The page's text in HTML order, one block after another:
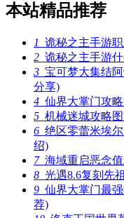
本站精品推荐
1 诡秘之主手游
2 诡秘之主手游
3 宝可梦大集结
分享)
4 仙界大掌门攻
5 机械迷城攻略
6 绝区零蕾米埃
绍)
7海域重启恶念值
8 光遇8.6复刻先
9 仙界大掌门最
荐)